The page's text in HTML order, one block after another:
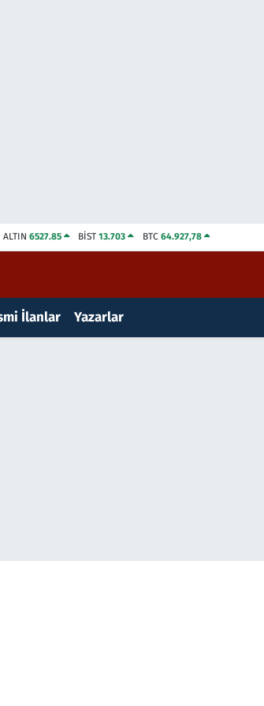
ALTIN 6527.85 BİST13.703 BTC 64.927,78
İlanlar Yazarlar